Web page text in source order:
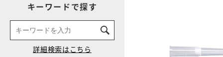
キーワードで探す